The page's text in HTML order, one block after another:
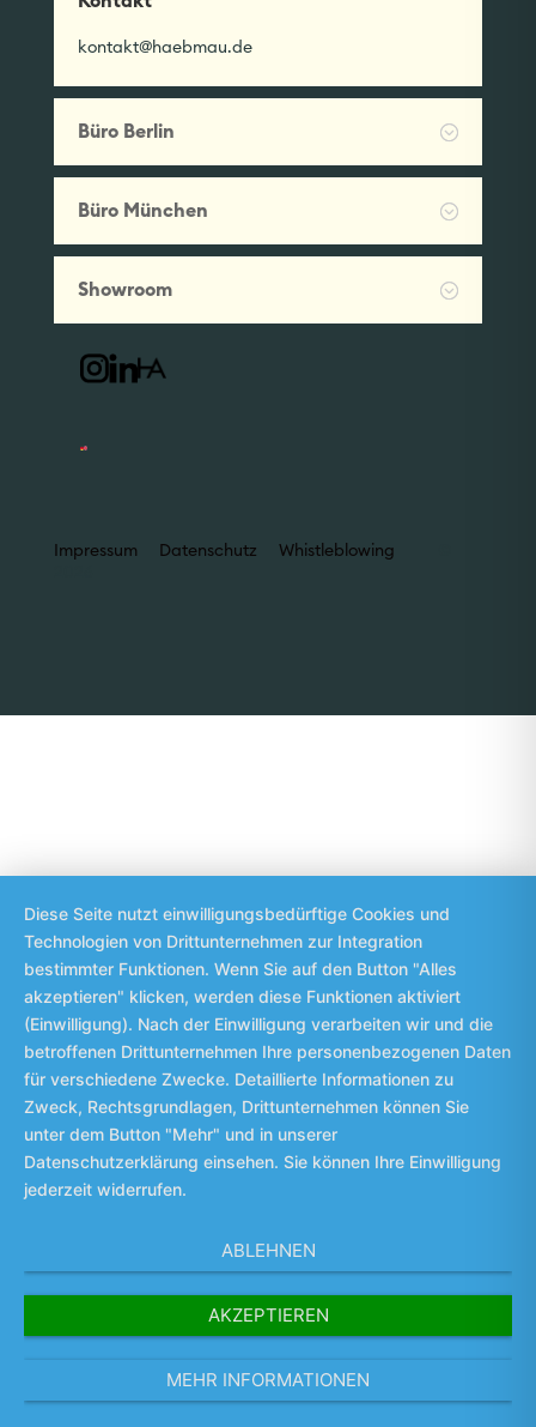
kontakt@haebmau.de
Büro Berlin
Büro München
Showroom
Impressum Datenschutz Whistleblowing
Diese Seite nutzt einwilligungsbedürftige Cookies und
Technologien von Drittunternehmen zur Integration
bestimmter Funktionen. Wenn Sie auf den Button "Alles
akzeptieren" klicken, werden diese Funktionen aktiviert
(Einwilligung). Nach der Einwilligung verarbeiten wir und die
betroffenen Drittunternehmen Ihre personenbezogenen Daten
für verschiedene Zwecke. Detaillierte Informationen zu
Zweck, Rechtsgrundlagen, Drittunternehmen können Sie
unter dem Button "Mehr" und in unserer
Datenschutzerklärung einsehen. Sie können Ihre Einwilligung
jederzeit widerrufen.
ABLEHNEN
AKZEPTIEREN
MEHR INFORMATIONEN